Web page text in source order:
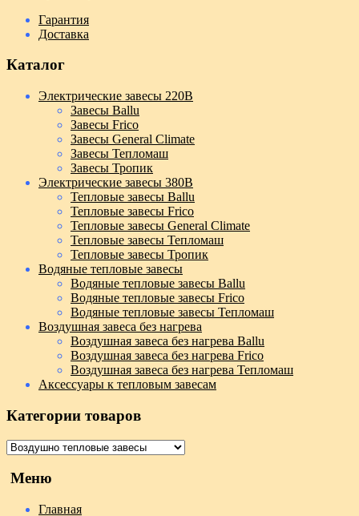
Гарантия
Доставка
Каталог
Электрические завесы 220В
Завесы Ballu
Завесы Frico
Завесы General Climate
Завесы Тепломаш
Завесы Тропик
Электрические завесы 380В
Тепловые завесы Ballu
Тепловые завесы Frico
Тепловые завесы General Climate
Тепловые завесы Тепломаш
Тепловые завесы Тропик
Водяные тепловые завесы
Водяные тепловые завесы Ballu
Водяные тепловые завесы Frico
Водяные тепловые завесы Тепломаш
Воздушная завеса без нагрева
Воздушная завеса без нагрева Ballu
Воздушная завеса без нагрева Frico
Воздушная завеса без нагрева Тепломаш
Аксессуары к тепловым завесам
Категории товаров
Меню
Главная